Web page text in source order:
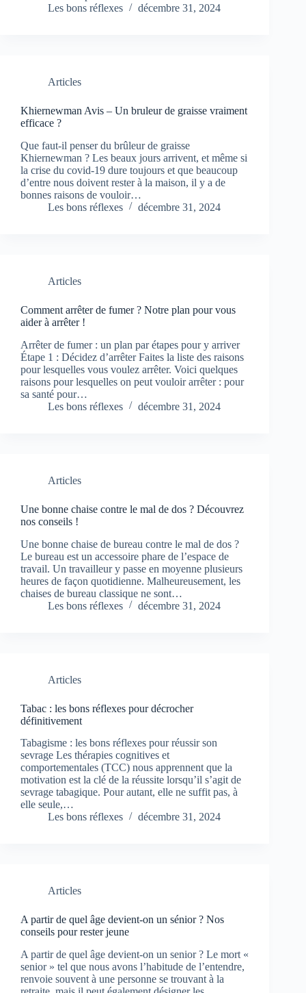
Les bons réflexes
décembre 31, 2024
Articles
Khiernewman Avis – Un bruleur de graisse vraiment
efficace ?
Que faut-il penser du brûleur de graisse
Khiernewman ? Les beaux jours arrivent, et même si
la crise du covid-19 dure toujours et que beaucoup
d’entre nous doivent rester à la maison, il y a de
bonnes raisons de vouloir…
Les bons réflexes
décembre 31, 2024
Articles
Comment arrêter de fumer ? Notre plan pour vous
aider à arrêter !
Arrêter de fumer : un plan par étapes pour y arriver
Étape 1 : Décidez d’arrêter Faites la liste des raisons
pour lesquelles vous voulez arrêter. Voici quelques
raisons pour lesquelles on peut vouloir arrêter : pour
sa santé pour…
Les bons réflexes
décembre 31, 2024
Articles
Une bonne chaise contre le mal de dos ? Découvrez
nos conseils !
Une bonne chaise de bureau contre le mal de dos ?
Le bureau est un accessoire phare de l’espace de
travail. Un travailleur y passe en moyenne plusieurs
heures de façon quotidienne. Malheureusement, les
chaises de bureau classique ne sont…
Les bons réflexes
décembre 31, 2024
Articles
Tabac : les bons réflexes pour décrocher
définitivement
Tabagisme : les bons réflexes pour réussir son
sevrage Les thérapies cognitives et
comportementales (TCC) nous apprennent que la
motivation est la clé de la réussite lorsqu’il s’agit de
sevrage tabagique. Pour autant, elle ne suffit pas, à
elle seule,…
Les bons réflexes
décembre 31, 2024
Articles
A partir de quel âge devient-on un sénior ? Nos
conseils pour rester jeune
A partir de quel âge devient-on un senior ? Le mort «
senior » tel que nous avons l’habitude de l’entendre,
renvoie souvent à une personne se trouvant à la